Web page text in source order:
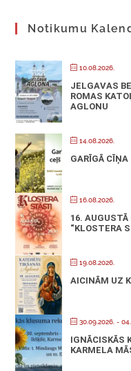
Notikumu
10.08.2026.
JELGAVAS
ROMAS
AGLONU
14.08.2026.
GARĪGĀ
16.08.2026.
16.
“KLOSTERA
19.08.2026.
AICINĀM UZ
30.09.2026. -
IGNĀCISKĀS
KARMELA